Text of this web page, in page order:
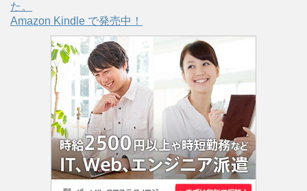
た。
Amazon Kindle で発売中！